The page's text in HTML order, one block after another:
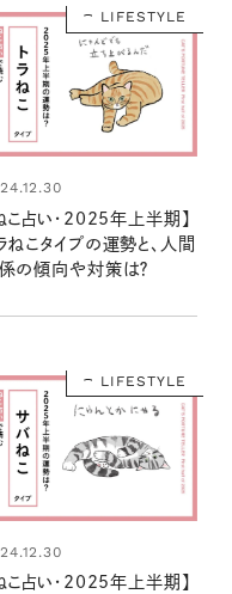
LIFESTYLE
こ占い・2025年上半期】
ねこタイプの運勢と、人間
の傾向や対策は？
LIFESTYLE
こ占い・2025年上半期】